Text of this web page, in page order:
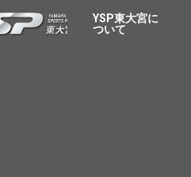
YSP東大宮
YSP東大宮に
ついて